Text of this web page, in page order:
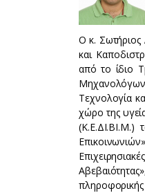
Ο κ. Σωτήριος
και
από το ίδιο
Τεχνολογία
χώρο της
(Κ.Ε.ΔΙ.ΒΙ.Μ.)